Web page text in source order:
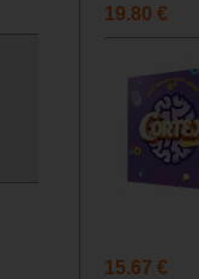
19.80 €
15.67 €